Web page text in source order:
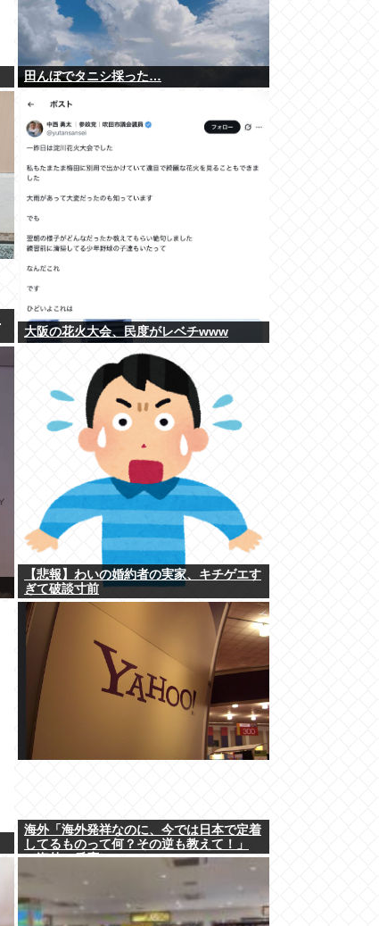
田んぼでタニシ採った…
大阪の花火大会、民度がレベチwww
【悲報】わいの婚約者の実家、キチゲエす
ぎて破談寸前
海外「海外発祥なのに、今では日本で定着
してるものって何？その逆も教えて！」
（海外の反応）